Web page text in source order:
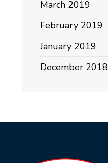
March 2019
February 2019
January 2019
December 2018